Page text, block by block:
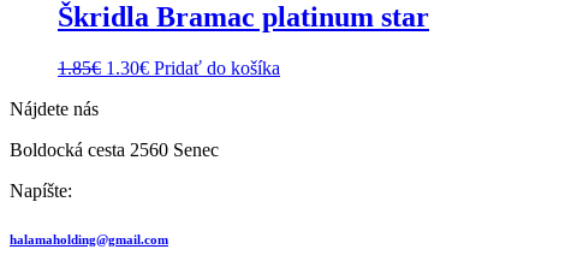
Škridla Bramac platinum star
1.85€ Pôvodná
1.30€Aktuálna
Pridať do košíka
Nájdete nás
Boldocká cesta 2560 Senec
Napíšte:
halamaholding@gmail.com